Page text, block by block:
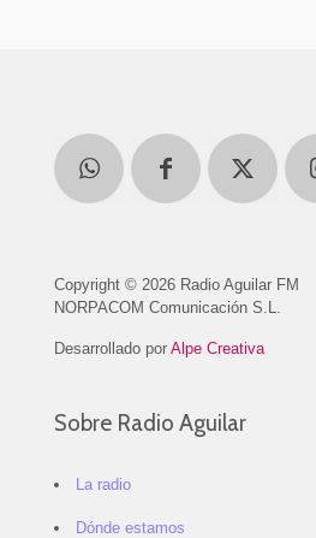
Copyright © 2026 Radio Aguilar FM
NORPACOM Comunicación S.L.
Desarrollado por Alpe Creativa
Sobre Radio Aguilar
La radio
Dónde estamos